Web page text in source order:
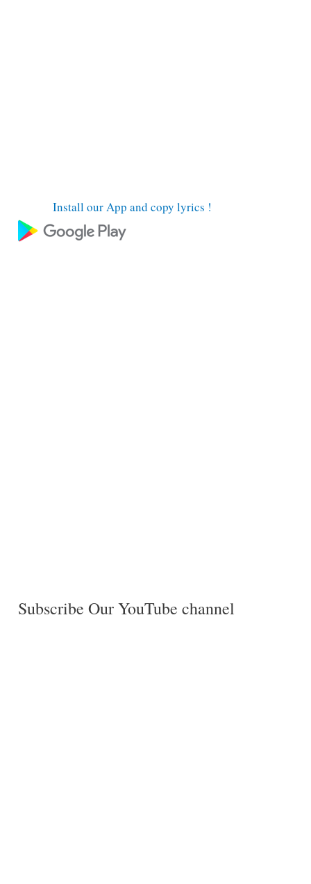
Install our App and copy lyrics !
Subscribe Our YouTube channel